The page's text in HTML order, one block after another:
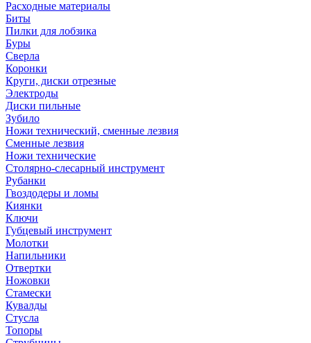
Расходные материалы
Биты
Пилки для лобзика
Буры
Сверла
Коронки
Круги, диски отрезные
Электроды
Диски пильные
Зубило
Ножи технический, сменные лезвия
Сменные лезвия
Ножи технические
Столярно-слесарный инструмент
Рубанки
Гвоздодеры и ломы
Киянки
Ключи
Губцевый инструмент
Молотки
Напильники
Отвертки
Ножовки
Стамески
Кувалды
Стусла
Топоры